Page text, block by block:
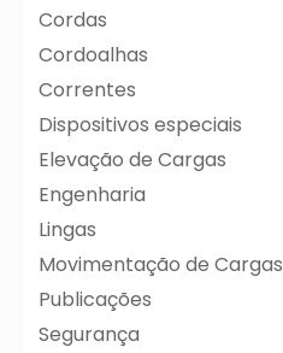
Cordas
Cordoalhas
Correntes
Dispositivos especiais
Elevação de Cargas
Engenharia
Lingas
Movimentação de Cargas
Publicações
Segurança